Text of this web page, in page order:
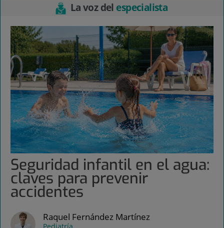
La voz del especialista
Seguridad infantil en el agua:
claves para prevenir
accidentes
Raquel Fernández Martínez
Pediatría